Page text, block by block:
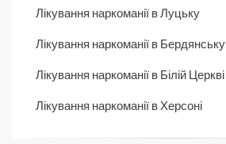
Лікування наркоманії в Луцьку
Лікування наркоманії в Бердянську
Лікування наркоманії в Білій Церкві
Лікування наркоманії в Херсоні